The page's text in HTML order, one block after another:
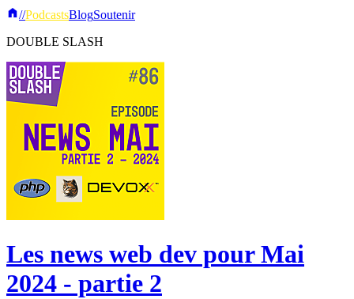
//PodcastsBlogSoutenir
DOUBLE SLASH
Les news web dev pour Mai
2024 - partie 2